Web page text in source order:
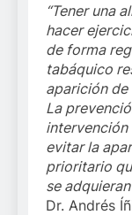
“Tener una
hacer
de forma
tabáquico
aparición
La
intervención
evitar la
prioritario
se
Dr. Andrés